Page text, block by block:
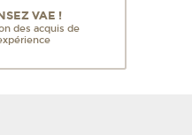
VAE !
des acquis de